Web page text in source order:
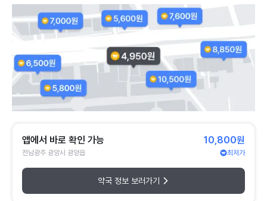
앱에서 바로 확인 가능
전남광주 광양시 광양읍
10,800원
최저가
약국 정보 보러가기